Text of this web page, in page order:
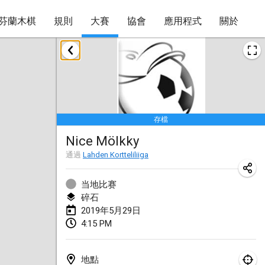
蘭木棋 規則 大賽 協會 應用程式 關於
存檔
Nice Mölkky
通過 Lahden Kortteliliiga
当地比赛
碎石
2019年5月29日
4:15 PM
地點
2019年1月
New Year's Throw Mölkky
2019年1月1日 捷克共和國
Tournoi Mixte ASPTTOM
2019年1月20日
Tournoi d'Hiver
2019年1月26日
Liekki Cup
2019年1月26日